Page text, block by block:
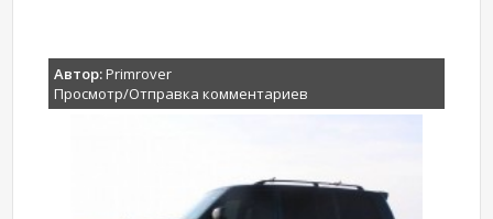
Автор:Primrover
Просмотр/Отправка комментариев